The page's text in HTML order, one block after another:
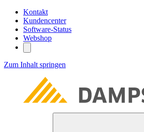
Kontakt
Kundencenter
Software-Status
Webshop
Zum Inhalt springen